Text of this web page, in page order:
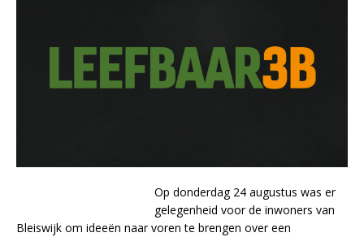
Op donderdag 24 augustus was er
gelegenheid voor de inwoners van
Bleiswijk om ideeën naar voren te brengen over een